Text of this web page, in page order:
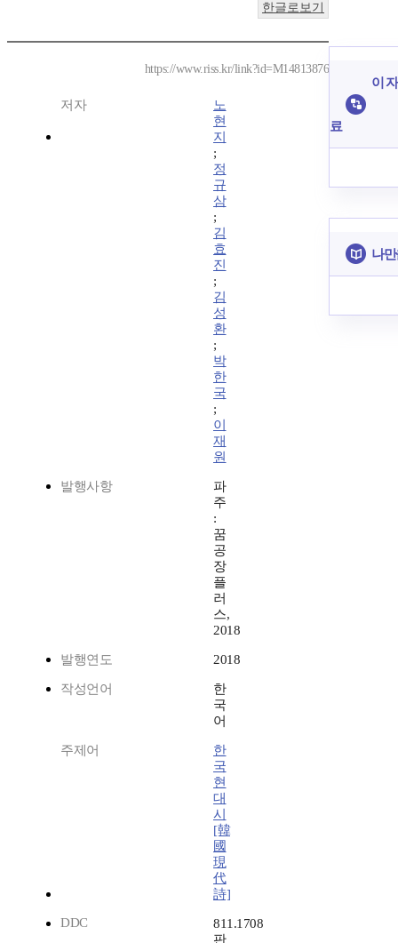
한글로보기
https://www.riss.kr/link?id=M14813876
저자
노
현
지
;
정
규
삼
;
김
효
진
;
김
성
환
;
박
한
국
;
이
재
원
발행사항
파
주
:
꿈
공
장
플
러
스,
2018
발행연도 2018
작성언어
한
국
어
주제어
한
국
현
대
시
[韓
國
現
代
詩]
DDC
811.1708
판
이
료
나